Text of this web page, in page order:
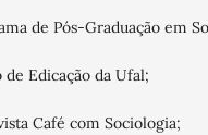
de Pós-Graduação em
Edicação da Ufal;
Café com Sociologia;